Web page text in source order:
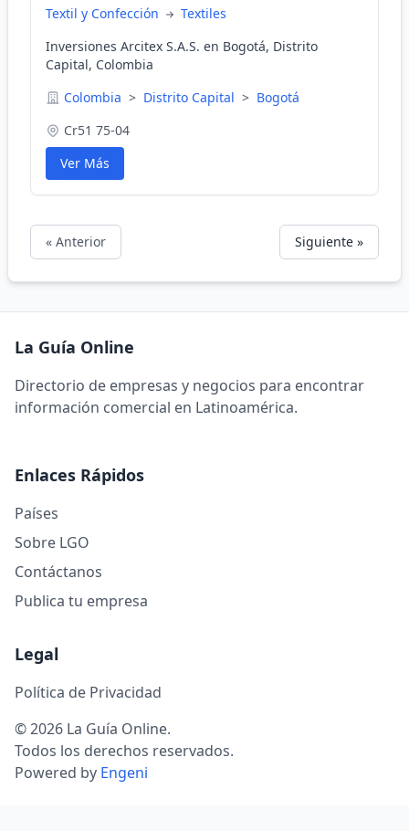
Textil y Confección
Textiles
Inversiones Arcitex S.A.S. en Bogotá, Distrito
Capital, Colombia
Colombia > Distrito Capital > Bogotá
Cr51 75-04
Ver Más
« Anterior Siguiente »
La Guía Online
Directorio de empresas y negocios para encontrar
información comercial en Latinoamérica.
Enlaces Rápidos
Países
Sobre LGO
Contáctanos
Publica tu empresa
Legal
Política de Privacidad
© 2026 La Guía Online.
Todos los derechos reservados.
Powered by Engeni